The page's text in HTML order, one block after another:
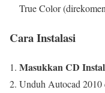
True Color
Cara Instalasi
Masukkan CD
Unduh Autocad 2010